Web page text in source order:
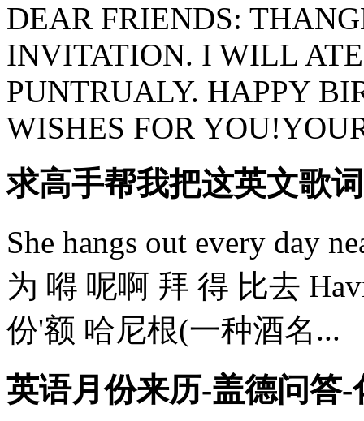
DEAR FRIENDS:
INVITATION. I WILL
PUNTRUALY. HAPPY
WISHES FOR
求高手帮我把这英文歌
She hangs out every day
为 嘚 呢啊 拜 得 比去
份'额 哈尼根(一种酒名...
英语月份来历-盖德问答